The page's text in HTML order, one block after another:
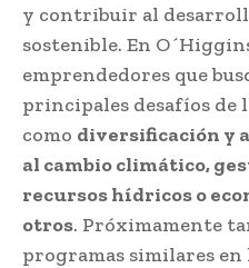
y contribuir al
sostenible. En
emprendedores que
principales desafíos de
como diversificación y
al cambio climático,
recursos hídricos o
otros. Próximamente
programas similares en